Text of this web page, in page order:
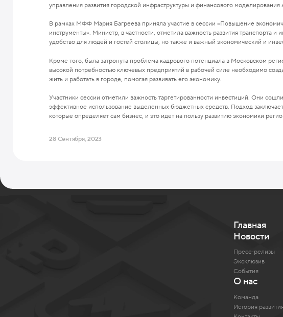
управления развития городской инфраструктуры и финансового
В рамках МФФ Мария Багреева приняла участие в сессии «Повышение
инструменты». Министр, в частности, отметила важность развития транспорта и
удобство для людей и гостей столицы, но также и важный экономический и
Кроме того, была затронута проблема кадрового потенциала в Московском
высокой потребностью ключевых предприятий в рабочей силе необходимо
жить и работать в городе, помогая развивать его экономику.
Участники сессии отметили важность таргетированности инвестиций. Они
эффективное использование выделенных бюджетных средств. Подход
которые определяет сам бизнес, и это идет на пользу развитию экономики
28 Сентября, 2023
Главная
Новости
Пресс-релизы
Эксклюзив
События
О нас
Команда
История